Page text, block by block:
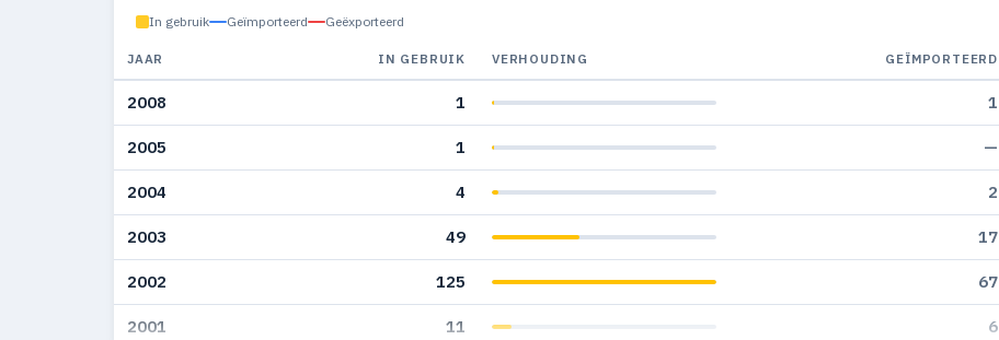
In gebruik Geïmporteerd Geëxporteerd
JAAR IN GEBRUIK VERHOUDING GEÏMPORTEERD
2008 1 1
2005 1 —
2004 4 2
2003 49 17
2002 125 67
2001 11 6